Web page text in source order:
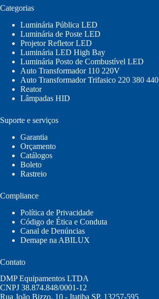
Categorias
Luminária Pública LED
Luminária de Poste LED
Projetor Refletor LED
Luminária LED High Bay
Luminária Posto de Combustível LED
Auto Transformador 110 220V
Auto Transformador Trifasico 220 380 440
Reator
Lâmpadas HID
Suporte e serviços
Garantia
Orçamento
Catálogos
Boleto
Rastreio
Compliance
Política de Privacidade
Código de Ética e Conduta
Canal de Denúncias
Demape na ABILUX
Contato
DMP Equipamentos LTDA
CNPJ 38.874.848/0001-12
Rua João Bizzo, 10 - Itatiba SP, 13257-595